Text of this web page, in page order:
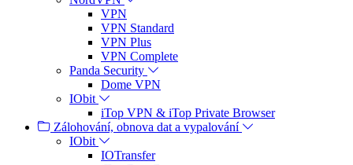
VPN
VPN Standard
VPN Plus
VPN Complete
Panda Security
Dome VPN
IObit
iTop VPN & iTop Private Browser
Zálohování, obnova dat a vypalování
IObit
IOTransfer